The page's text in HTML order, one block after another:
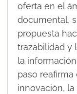
oferta en el
documental,
propuesta
trazabilidad y
la
paso
innovación,